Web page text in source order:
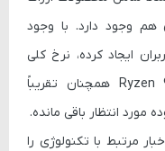
هم وجود دارد. با وجود
ایجاد کرده، نرخ کلی
بازگشت کالا (RMA) برای سری Ryzen 9000 همچنان تقریباً
مرتبط با تکنولوژی را